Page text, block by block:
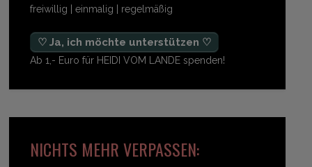
freiwillig | einmalig | regelmäßig
♡ Ja, ich möchte unterstützen ♡
Ab 1,- Euro für HEIDI VOM LANDE spenden!
NICHTS MEHR VERPASSEN: